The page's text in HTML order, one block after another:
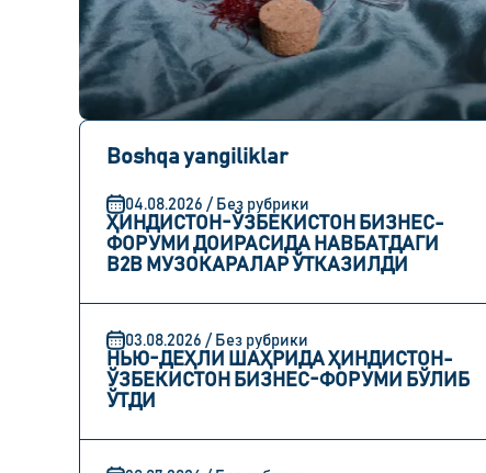
Boshqa yangiliklar
04.08.2026 / Без рубрики
ҲИНДИСТОН-ЎЗБЕКИСТОН БИЗНЕС-
ФОРУМИ ДОИРАСИДА НАВБАТДАГИ
B2B МУЗОКАРАЛАР ЎТКАЗИЛДИ
03.08.2026 / Без рубрики
НЬЮ-ДЕҲЛИ ШАҲРИДА ҲИНДИСТОН-
ЎЗБЕКИСТОН БИЗНЕС-ФОРУМИ БЎЛИБ
ЎТДИ